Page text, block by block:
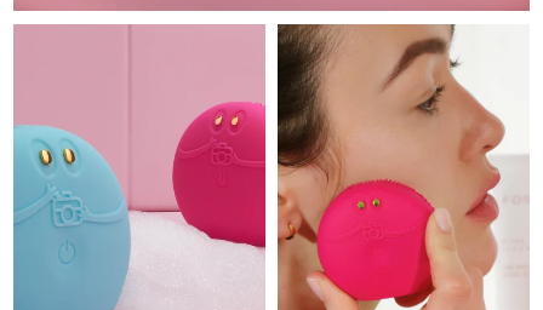
FOREO APP
關於我們
日本 預計送達日期8/12/26
預計送達日期 8/14/26
哈薩克 8/11/26
科威特 預計送達日期 8/9/26
拉脫維亞 預計送達日期 8/9/26
預計送達日期 8/10/26